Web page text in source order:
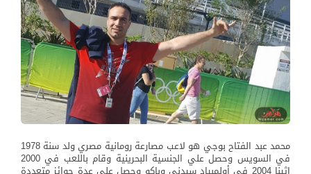
محمد عبد الفتاح بوجي هو لاعب مصارعة رومانية مصري ولد سنة 1978
في السويس وحصل علي الجنسية البحرينية وقام باللعب في 2000